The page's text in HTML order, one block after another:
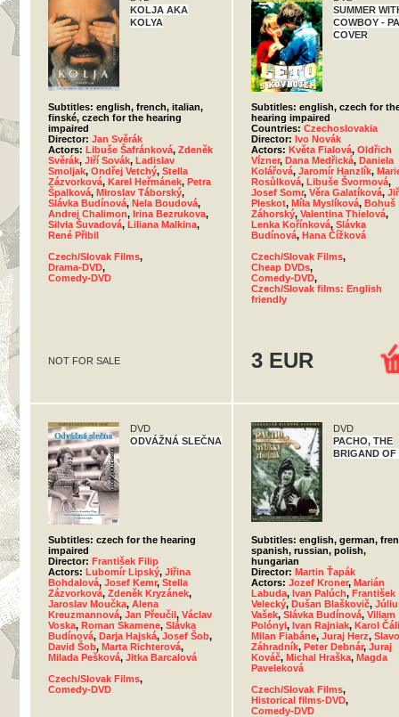
KOLJA AKA
KOLYA
Subtitles: english, french, italian,
finské, czech for the hearing
impaired
Director: Jan Svěrák
Actors: Libuše Šafránková, Zdeněk
Svěrák, Jiří Sovák, Ladislav
Smoljak, Ondřej Vetchý, Stella
Zázvorková, Karel Heřmánek, Petra
Špalková, Miroslav Táborský,
Slávka Budínová, Nela Boudová,
Andrej Chalimon, Irina Bezrukova,
Silvia Šuvadová, Liliana Malkina,
René Přibil
Czech/Slovak Films,
Drama-DVD,
Comedy-DVD
NOT FOR SALE
SUMMER
COWBOY -
COVER
Subtitles: english, czech for
hearing impaired
Countries: Czechoslovakia
Director: Ivo Novák
Actors: Květa Fialová, Oldřich
Vízner, Dana Medřická, Daniela
Kolářová, Jaromír Hanzlík,
Rosůlková, Libuše Švormová,
Josef Somr, Věra Galatíková,
Pleskot, Míla Myslíková, Bohuš
Záhorský, Valentina Thielová,
Lenka Kořínková, Slávka
Budínová, Hana Čížková
Czech/Slovak Films,
Cheap DVDs,
Comedy-DVD,
Czech/Slovak films: English
friendly
3 EUR
DVD
ODVÁŽNÁ SLEČNA
Subtitles: czech for the hearing
impaired
Director: František Filip
Actors: Lubomír Lipský, Jiřina
Bohdalová, Josef Kemr, Stella
Zázvorková, Zdeněk Kryzánek,
Jaroslav Moučka, Alena
Kreuzmannová, Jan Přeučil, Václav
Voska, Roman Skamene, Slávka
Budínová, Darja Hajská, Josef Šob,
David Šob, Marta Richterová,
Milada Pešková, Jitka Barcalová
Czech/Slovak Films,
Comedy-DVD
DVD
PACHO, THE
BRIGAND OF
Subtitles: english, german,
spanish, russian, polish,
hungarian
Director: Martin Ťapák
Actors: Jozef Kroner, Marián
Labuda, Ivan Palúch, František
Velecký, Dušan Blaškovič,
Vašek, Slávka Budínová, Viliam
Polónyi, Ivan Rajniak, Karol
Milan Fiabáne, Juraj Herz, Slavo
Záhradník, Peter Debnár, Juraj
Kováč, Michal Hraška, Magda
Paveleková
Czech/Slovak Films,
Historical films-DVD,
Comedy-DVD